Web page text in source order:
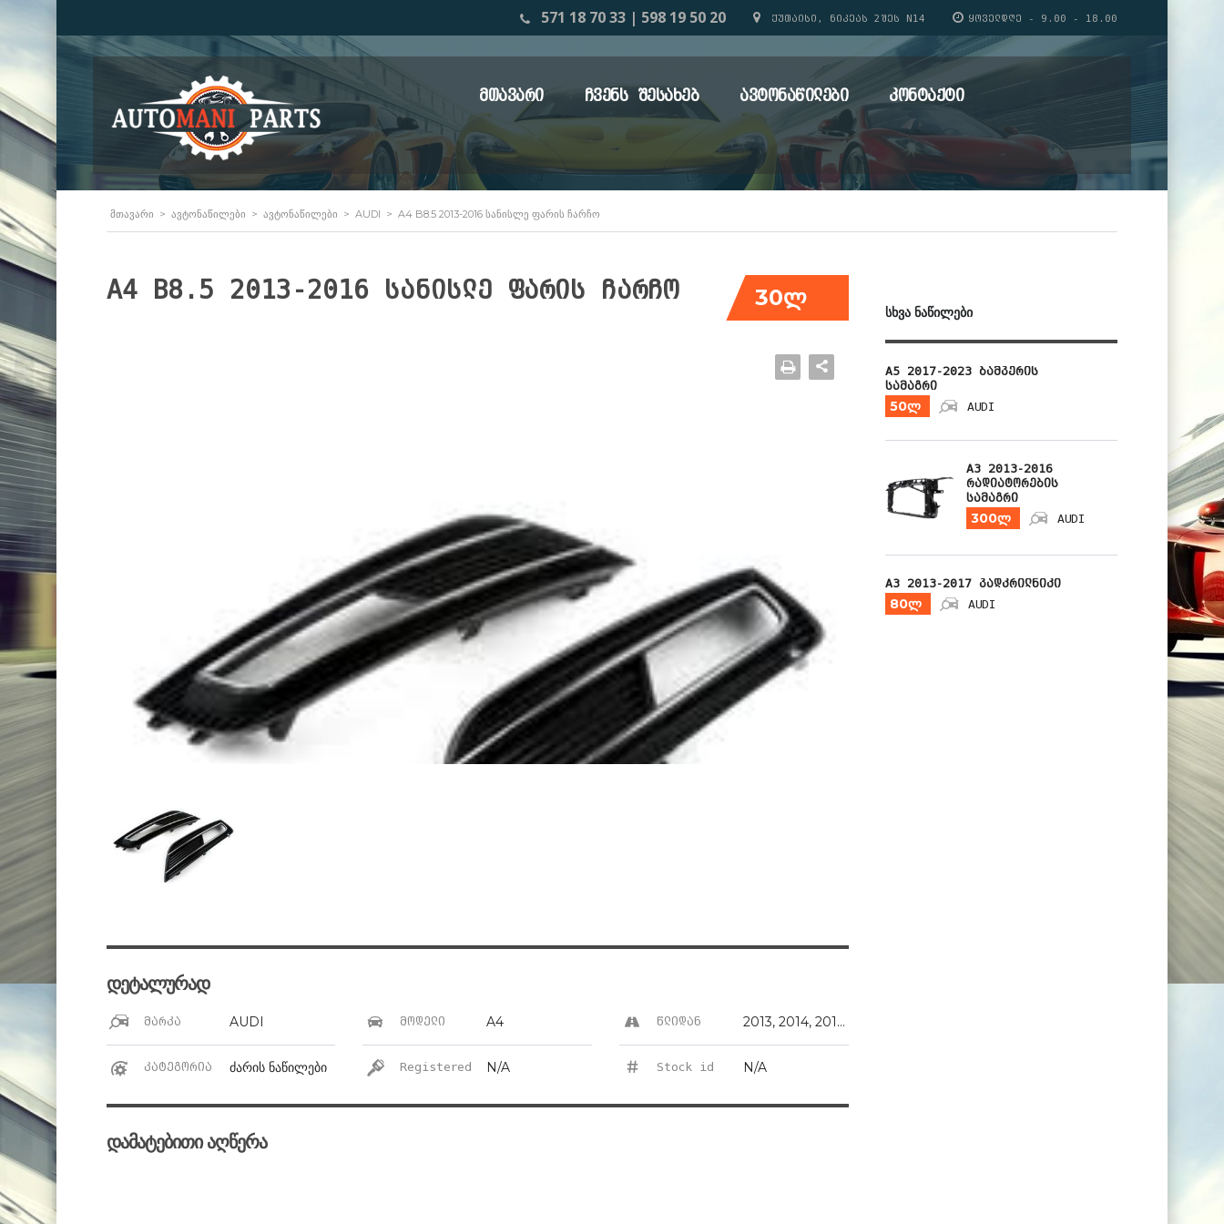
ᲧᲝᲕᲔᲚᲓᲦᲔ - 9.00 - 18.00
ᲥᲣᲗᲐᲘᲡᲘ, ᲜᲘᲙᲔᲐᲡ 2ᲨᲔᲡ N14
571 18 70 33 | 598 19 50 20
ᲛᲗᲐᲕᲐᲠᲘ ᲩᲕᲔᲜᲡ ᲨᲔᲡᲐᲮᲔᲑ ᲐᲕᲢᲝᲜᲐᲬᲘᲚᲔᲑᲘ ᲙᲝᲜᲢᲐᲥᲢᲘ
ᲛᲗᲐᲕᲐᲠᲘ > ᲐᲕᲢᲝᲜᲐᲬᲘᲚᲔᲑᲘ > ᲐᲕᲢᲝᲜᲐᲬᲘᲚᲔᲑᲘ > AUDI > A4 B8.5 2013-2016 ᲡᲐᲜᲘᲡᲚᲔ ᲤᲐᲠᲘᲡ ᲩᲐᲠᲩᲝ
30ლ
A4 B8.5 2013-2016 სანისლე ფარის ჩარჩო
დეტალურად
მარკა AUDI მოდელი A4 წლიდან 2013, 2014, 2015, 2016
კატეგორია ძარის ნაწილები Registered N/A Stock id N/A
დამატებითი აღწერა
ᲡᲮᲕᲐ ᲜᲐᲬᲘᲚᲔᲑᲘ
A5 2017-2023 ბამპერის
სამაგრი
50ლ AUDI
A3 2013-2016
რადიატორების
სამაგრი
300ლ AUDI
A3 2013-2017 პადკრილნიკი
80ლ AUDI